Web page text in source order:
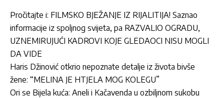
Pročitajte i: FILMSKO BJEŽANJE IZ RIJALITIJA! Saznao
informacije iz spoljnog svijeta, pa RAZVALIO OGRADU,
UZNEMIRUJUĆI KADROVI KOJE GLEDAOCI NISU MOGLI
DA VIDE
Haris Džinović otkrio nepoznate detalje iz života bivše
žene: “MELINA JE HTJELA MOG KOLEGU”
Ori se Bijela kuća: Aneli i Kačavenda u ozbiljnom sukobu